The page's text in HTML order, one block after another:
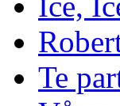
Te